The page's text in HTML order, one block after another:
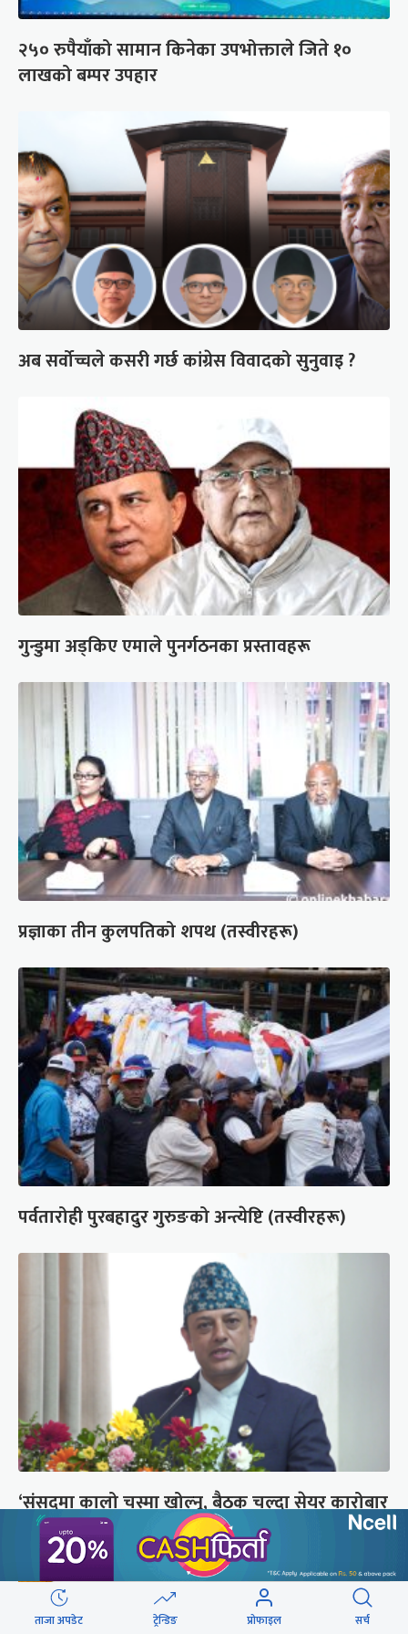
२५० रुपैयाँको सामान किनेका उपभोक्ताले जिते १०
लाखको बम्पर उपहार
अब सर्वोच्चले कसरी गर्छ कांग्रेस विवादको सुनुवाइ ?
गुन्डुमा अड्किए एमाले पुनर्गठनका प्रस्तावहरू
प्रज्ञाका तीन कुलपतिको शपथ (तस्वीरहरू)
पर्वतारोही पुरबहादुर गुरुङको अन्त्येष्टि (तस्वीरहरू)
‘संसद्‍मा कालो चस्मा खोल्नू, बैठक चल्दा सेयर कारोबार
नगर्नू’
ताजा अपडेट ट्रेन्डिङ प्रोफाइल सर्च